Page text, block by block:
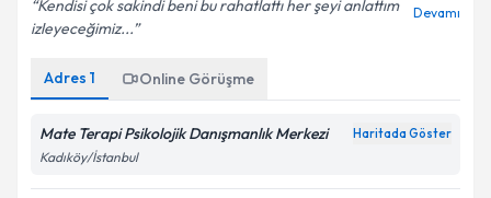
Kendisi çok sakindi beni bu rahatlattı her şeyi anlattım
izleyeceğimiz...
Devamı
Adres 1 Online Görüşme
Mate Terapi Psikolojik Danışmanlık Merkezi Haritada Göster
Kadıköy/İstanbul